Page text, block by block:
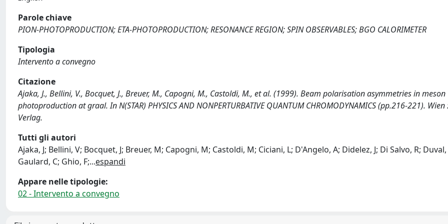
Parole chiave
PION-PHOTOPRODUCTION; ETA-PHOTOPRODUCTION; RESONANCE REGION; SPIN OBSERVABLES; BGO CALORIMETER
Tipologia
Intervento a convegno
Citazione
Ajaka, J., Bellini, V., Bocquet, J., Breuer, M., Capogni, M., Castoldi, M., et al. (1999). Beam polarisation asymmetries in meson
photoproduction at graal. In N(STAR) PHYSICS AND NONPERTURBATIVE QUANTUM CHROMODYNAMICS (pp.216-221).
Verlag.
Tutti gli autori
Ajaka, J; Bellini, V; Bocquet, J; Breuer, M; Capogni, M; Castoldi, M; Ciciani, L; D'Angelo, A; Didelez, J; Di Salvo, R;
Gaulard, C; Ghio, F;...espandi
Appare nelle tipologie:
02 - Intervento a convegno